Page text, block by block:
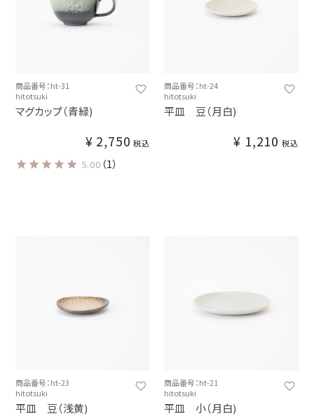
商品番号：ht-31
hitotsuki
マグカップ（青緑)
¥ 2,750 税込
5.00 （1）
商品番号：ht-24
hitotsuki
平皿 豆（月白)
¥ 1,210 税込
商品番号：ht-23
hitotsuki
平皿 豆（浅黄)
商品番号：ht-21
hitotsuki
平皿 小（月白)